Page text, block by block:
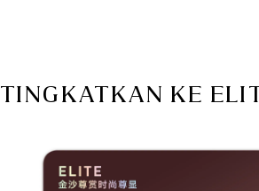
TINGKATKAN KE